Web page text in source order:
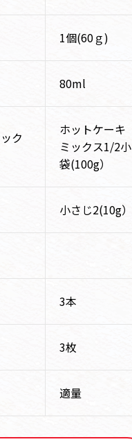
1個(60ｇ)
80ml
ク
ホットケーキ
ミックス1/2小
袋(100g）
小さじ2(10g）
3本
3枚
適量